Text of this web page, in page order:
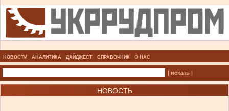
НОВОСТИ АНАЛИТИКА ДАЙДЖЕСТ СПРАВОЧНИК О НАС
| искать |
НОВОСТЬ